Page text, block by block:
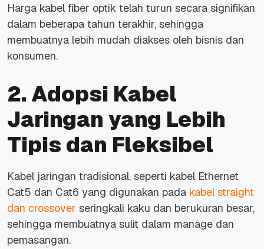
Harga kabel fiber optik telah turun secara signifikan
dalam beberapa tahun terakhir, sehingga
membuatnya lebih mudah diakses oleh bisnis dan
konsumen.
2. Adopsi Kabel
Jaringan yang Lebih
Tipis dan Fleksibel
Kabel jaringan tradisional, seperti kabel Ethernet
Cat5 dan Cat6 yang digunakan pada kabel straight
dan crossover seringkali kaku dan berukuran besar,
sehingga membuatnya sulit dalam manage dan
pemasangan.